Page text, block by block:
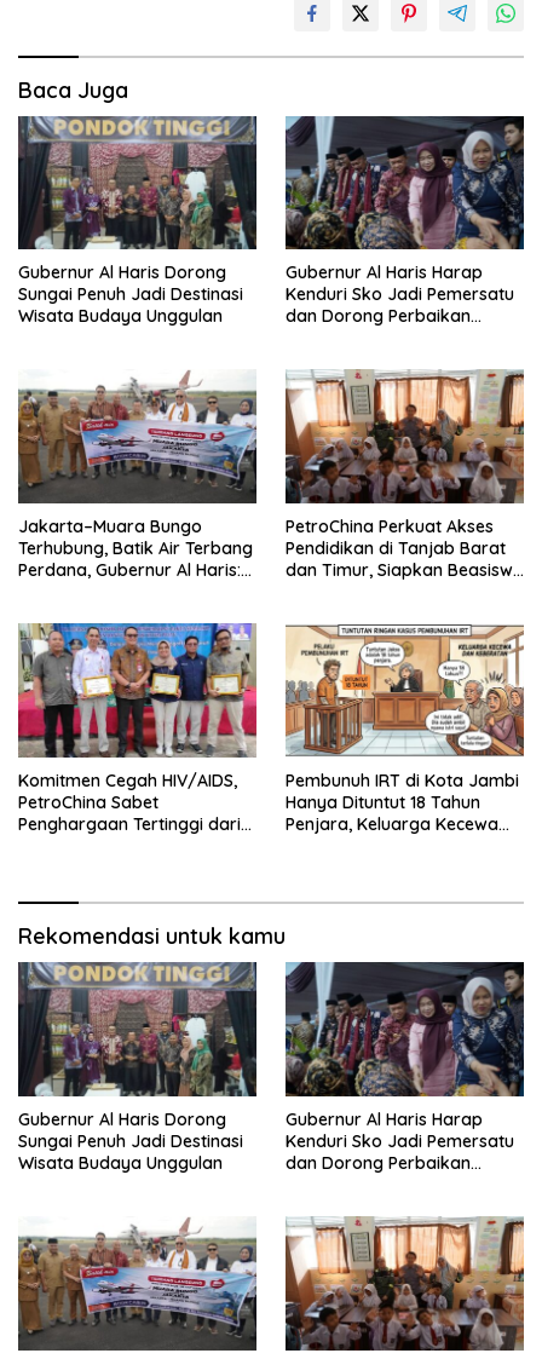
Baca Juga
Gubernur Al Haris Dorong
Sungai Penuh Jadi Destinasi
Wisata Budaya Unggulan
Gubernur Al Haris Harap
Kenduri Sko Jadi Pemersatu
dan Dorong Perbaikan
Jakarta–Muara Bungo
Terhubung, Batik Air Terbang
Perdana, Gubernur Al Haris:
PetroChina Perkuat Akses
Pendidikan di Tanjab Barat
dan Timur, Siapkan Beasiswa
Komitmen Cegah HIV/AIDS,
PetroChina Sabet
Penghargaan Tertinggi dari
Pembunuh IRT di Kota Jambi
Hanya Dituntut 18 Tahun
Penjara, Keluarga Kecewa
Rekomendasi untuk kamu
Gubernur Al Haris Dorong
Sungai Penuh Jadi Destinasi
Wisata Budaya Unggulan
Gubernur Al Haris Harap
Kenduri Sko Jadi Pemersatu
dan Dorong Perbaikan